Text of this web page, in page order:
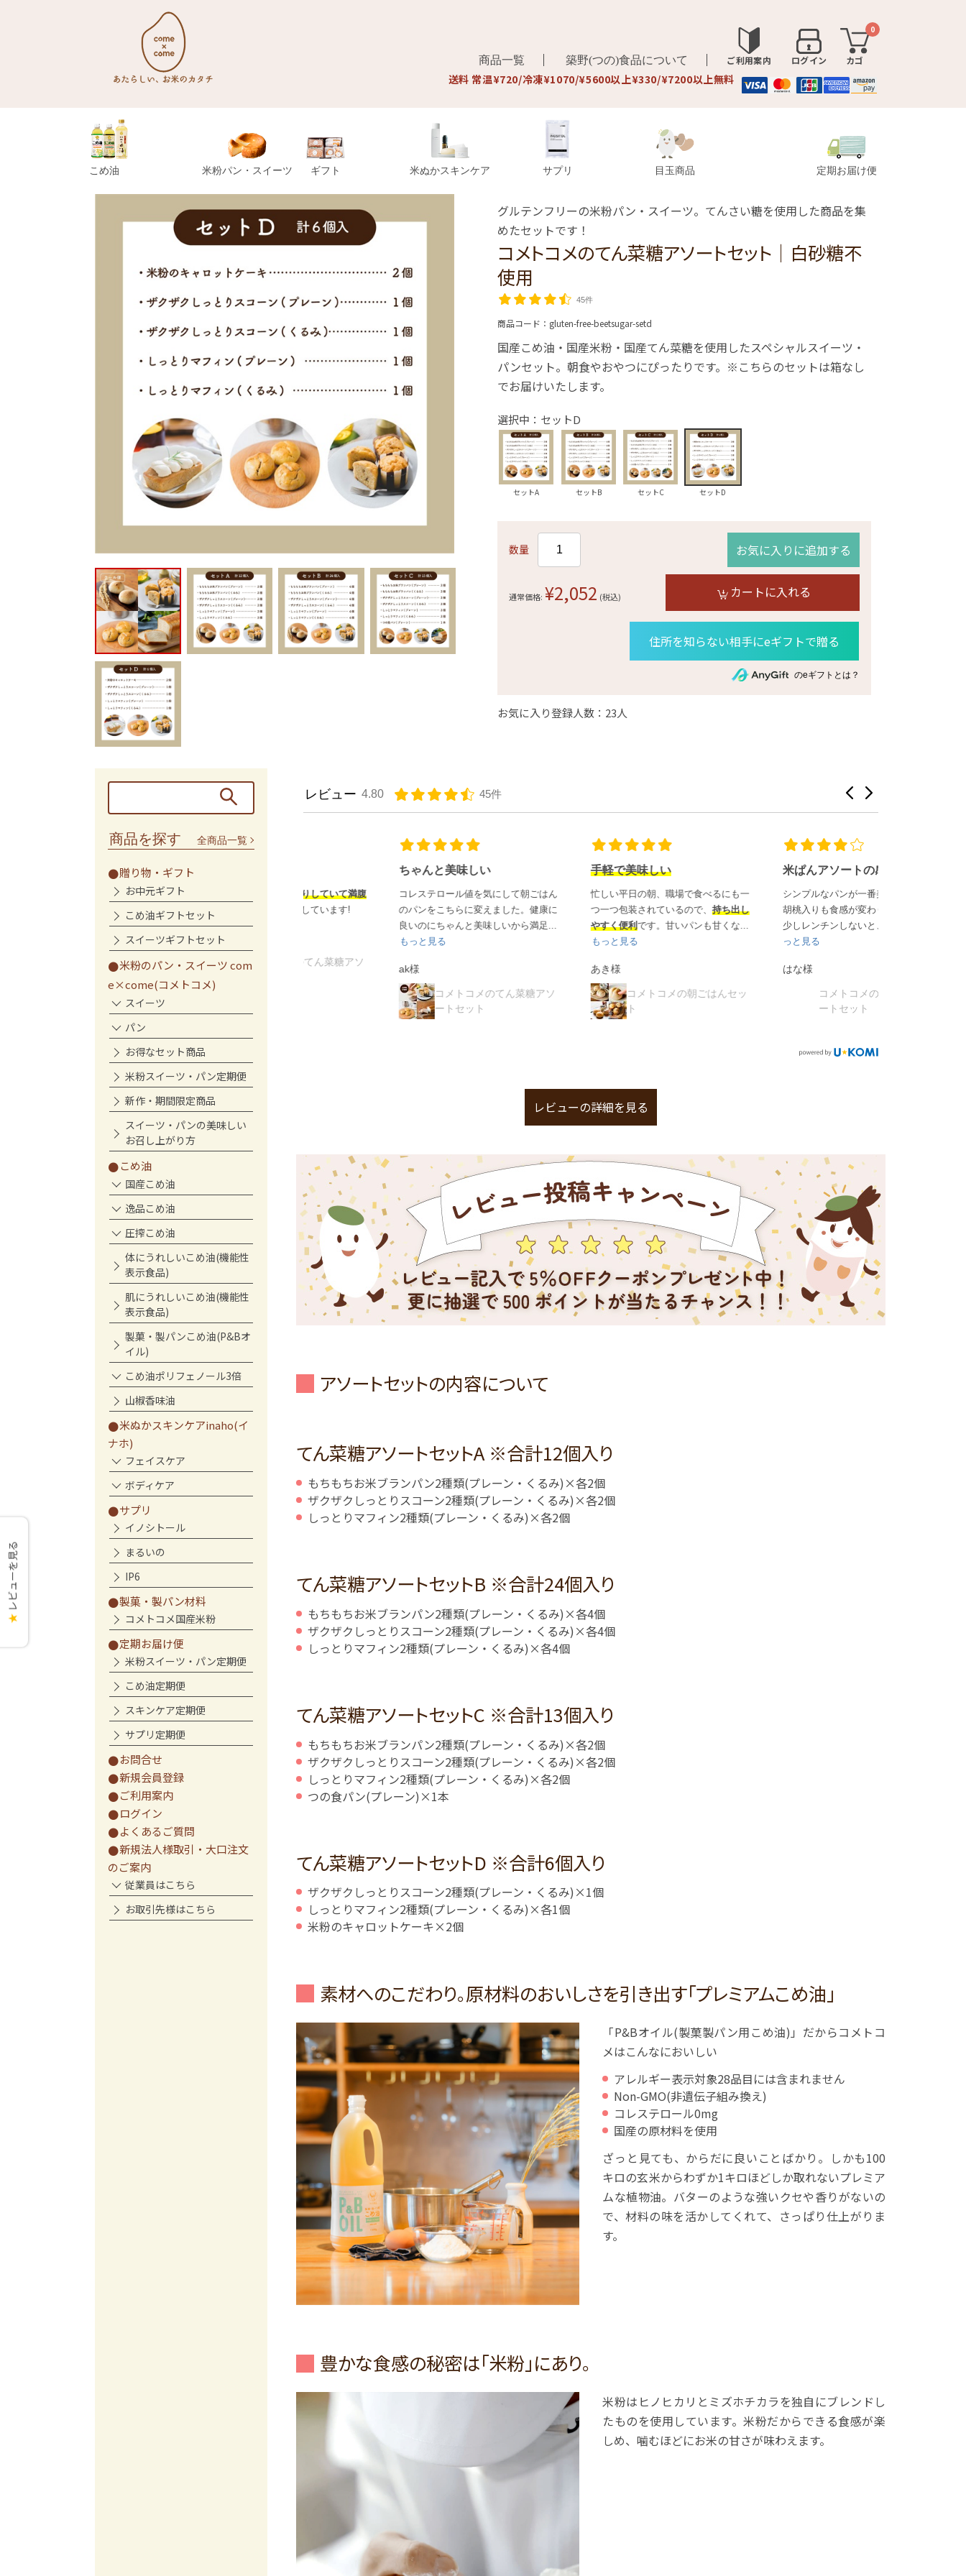
商品一覧 築野(つの)食品について ご利用案内 ログイン カゴ
0
送料 常温¥720/冷凍¥1070/¥5600以上¥330/¥7200以上無料
こめ油 米粉パン・スイーツ ギフト 米ぬかスキンケア サプリ 目玉商品 定期お届け便
グルテンフリーの米粉パン・スイーツ。てんさい糖を使用した商品を集
めたセットです！
コメトコメのてん菜糖アソートセット│白砂糖不
使用
45件
商品コード： gluten-free-beetsugar-setd
国産こめ油・国産米粉・国産てん菜糖を使用したスペシャルスイーツ・
パンセット。朝食やおやつにぴったりです。※こちらのセットは箱なし
でお届けいたします。
選択中：セットD
セットA セットB セットC セットD
数量 お気に入りに追加する
通常価格: ¥2,052 (税込) カートに入れる
住所を知らない相手にeギフトで贈る
のeギフトとは？
お気に入り登録人数：23人
商品を探す 全商品一覧
贈り物・ギフト
お中元ギフト
こめ油ギフトセット
スイーツギフトセット
米粉のパン・スイーツ com
e×come(コメトコメ)
スイーツ
パン
お得なセット商品
米粉スイーツ・パン定期便
新作・期間限定商品
スイーツ・パンの美味しい
お召し上がり方
こめ油
国産こめ油
逸品こめ油
圧搾こめ油
体にうれしいこめ油(機能性
表示食品)
肌にうれしいこめ油(機能性
表示食品)
製菓・製パンこめ油(P&Bオ
イル)
こめ油ポリフェノール3倍
山椒香味油
米ぬかスキンケアinaho(イ
ナホ)
フェイスケア
ボディケア
サプリ
イノシトール
まるいの
IP6
製菓・製パン材料
コメトコメ国産米粉
定期お届け便
米粉スイーツ・パン定期便
こめ油定期便
スキンケア定期便
サプリ定期便
お問合せ
新規会員登録
ご利用案内
ログイン
よくあるご質問
新規法人様取引・大口注文
のご案内
従業員はこちら
お取引先様はこちら
レビュー 4.80 45件
満足
米粉だからか、
感も あり、何度か購入しています!
こむちゃん様
コメトコメのてん菜糖アソ
ちゃんと美味しい
コレステロール値を気にして朝ごはん
のパンをこちらに変えました。健康に
良いのにちゃんと美味しいから満足...
ak様
コメトコメのてん菜糖アソ
ートセット
忙しい平日の朝、職場で食べるにも一
つ一つ包装されているので、持ち出し
やすく便利です。甘いパンも甘くな...
コメトコメの朝ごはんセッ
米ぱんアソートの感想
シンプルなパンが一番美味しかった。
胡桃入りも食感が変わり美味しい。
少しレンチンしないと、ボソボソ...も
コメトコメのてん菜糖アソ
レビューの詳細を見る
アソートセットの内容について
てん菜糖アソートセットA ※合計12個入り
もちもちお米ブランパン2種類(プレーン・くるみ)×各2個
ザクザクしっとりスコーン2種類(プレーン・くるみ)×各2個
しっとりマフィン2種類(プレーン・くるみ)×各2個
てん菜糖アソートセットB ※合計24個入り
もちもちお米ブランパン2種類(プレーン・くるみ)×各4個
ザクザクしっとりスコーン2種類(プレーン・くるみ)×各4個
しっとりマフィン2種類(プレーン・くるみ)×各4個
てん菜糖アソートセットC ※合計13個入り
もちもちお米ブランパン2種類(プレーン・くるみ)×各2個
ザクザクしっとりスコーン2種類(プレーン・くるみ)×各2個
しっとりマフィン2種類(プレーン・くるみ)×各2個
つの食パン(プレーン)×1本
てん菜糖アソートセットD ※合計6個入り
ザクザクしっとりスコーン2種類(プレーン・くるみ)×1個
しっとりマフィン2種類(プレーン・くるみ)×各1個
米粉のキャロットケーキ×2個
素材へのこだわり。原材料のおいしさを引き出す「プレミアムこめ油」
「P&Bオイル(製菓製パン用こめ油)」だからコメトコ
メはこんなにおいしい
アレルギー表示対象28品目には含まれません
Non-GMO(非遺伝子組み換え)
コレステロール0mg
国産の原材料を使用
ざっと見ても、からだに良いことばかり。しかも100
キロの玄米からわずか1キロほどしか取れないプレミア
ムな植物油。バターのような強いクセや香りがないの
で、材料の味を活かしてくれて、さっぱり仕上がりま
す。
豊かな食感の秘密は「米粉」にあり。
米粉はヒノヒカリとミズホチカラを独自にブレンドし
たものを使用しています。米粉だからできる食感が楽
しめ、噛むほどにお米の甘さが味わえます。
★
レビューを見る